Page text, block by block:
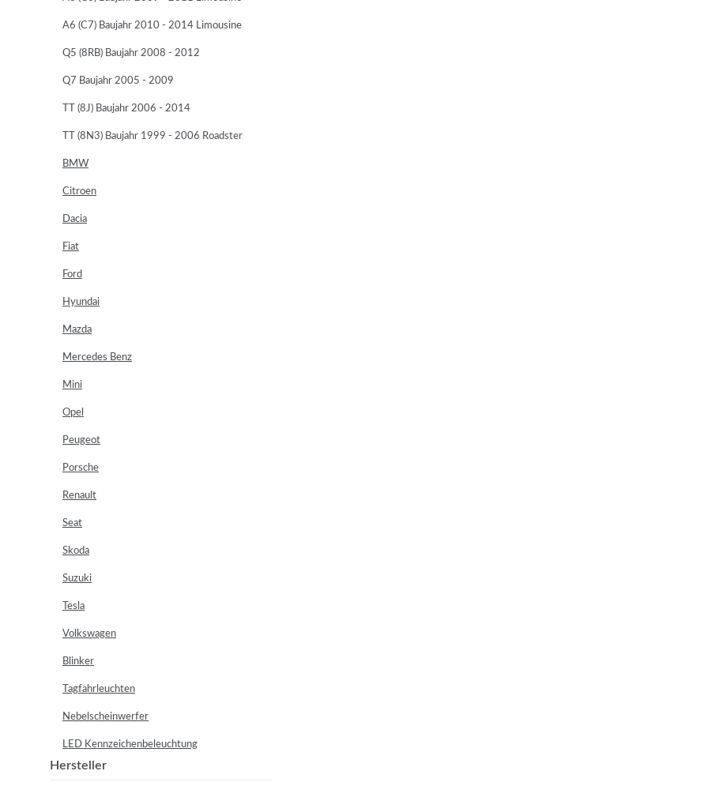
A6 (C7) Baujahr 2010 - 2014 Limousine
Q5 (8RB) Baujahr 2008 - 2012
Q7 Baujahr 2005 - 2009
TT (8J) Baujahr 2006 - 2014
TT (8N3) Baujahr 1999 - 2006 Roadster
BMW
Citroen
Dacia
Fiat
Ford
Hyundai
Mazda
Mercedes Benz
Mini
Opel
Peugeot
Porsche
Renault
Seat
Skoda
Suzuki
Tesla
Volkswagen
Blinker
Tagfahrleuchten
Nebelscheinwerfer
LED Kennzeichenbeleuchtung
Hersteller